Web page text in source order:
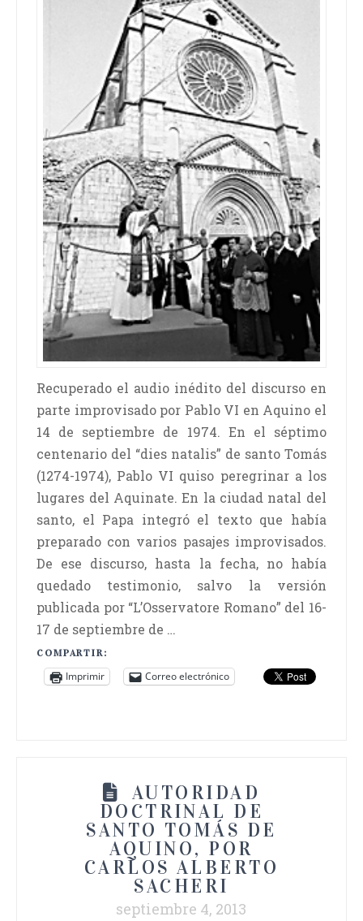
Recuperado el audio inédito del discurso en
parte improvisado por Pablo VI en Aquino el
14 de septiembre de 1974. En el séptimo
centenario del “dies natalis” de santo Tomás
(1274-1974), Pablo VI quiso peregrinar a los
lugares del Aquinate. En la ciudad natal del
santo, el Papa integró el texto que había
preparado con varios pasajes improvisados.
De ese discurso, hasta la fecha, no había
quedado testimonio, salvo la versión
publicada por “L’Osservatore Romano” del 16-
17 de septiembre de …
COMPARTIR:
Imprimir Correo electrónico
AUTORIDAD
DOCTRINAL DE
SANTO TOMÁS DE
AQUINO, POR
CARLOS ALBERTO
SACHERI
septiembre 4, 2013